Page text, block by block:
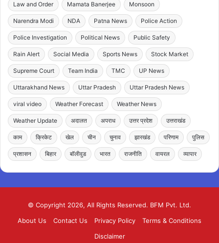
Law and Order Mamata Banerjee Monsoon
Narendra Modi NDA Patna News Police Action
Police Investigation Political News Public Safety
Rain Alert Social Media Sports News Stock Market
Supreme Court Team India TMC UP News
Uttarakhand News Uttar Pradesh Uttar Pradesh News
viral video Weather Forecast Weather News
Weather Update अदालत अपराध उत्तर प्रदेश उत्तराखंड
काम क्रिकेट खेल चीन चुनाव झारखंड परिणाम पुलिस
प्रशासन बिहार बॉलीवुड भारत राजनीति वायरल व्यापार
© Copyright 2026, All Rights Reserved. BFM Pvt. Ltd.
About Us
Contact Us Privacy Policy
Terms & Conditions
Disclaimer